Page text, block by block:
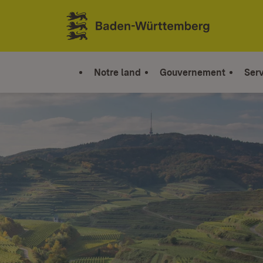
Sauter au contenu
Link zur Startseite
Notre land Gouvernement